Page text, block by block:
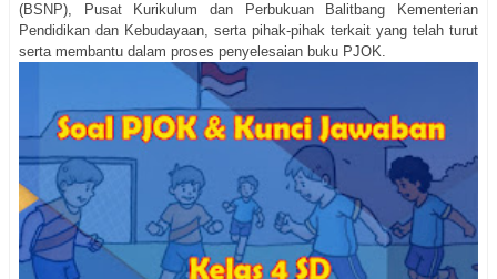
(BSNP), Pusat Kurikulum dan Perbukuan Balitbang Kementerian
Pendidikan dan Kebudayaan, serta pihak-pihak terkait yang telah turut
serta membantu dalam proses penyelesaian buku PJOK.